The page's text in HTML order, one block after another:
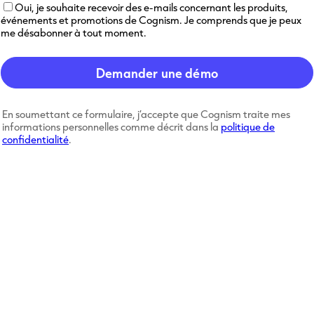
Oui, je souhaite recevoir des e-mails concernant les produits,
événements et promotions de Cognism. Je comprends que je peux
me désabonner à tout moment.
En soumettant ce formulaire, j’accepte que Cognism traite mes
informations personnelles comme décrit dans la politique de
confidentialité.